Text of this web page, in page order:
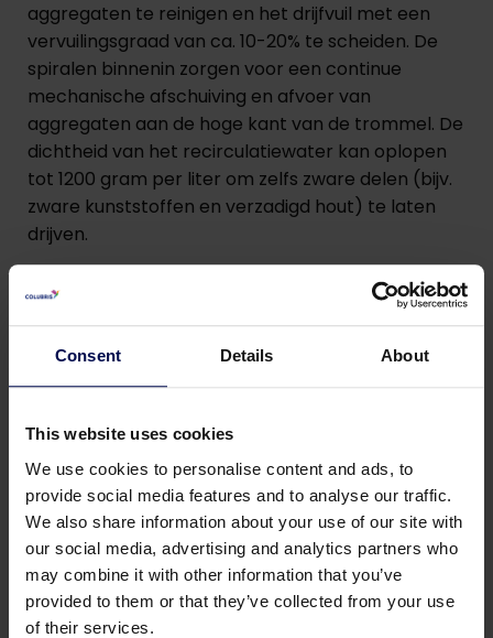
Consent Details About
This website uses cookies
We use cookies to personalise content and ads, to
provide social media features and to analyse our traffic.
We also share information about your use of our site with
our social media, advertising and analytics partners who
may combine it with other information that you’ve
provided to them or that they’ve collected from your use
of their services.
aggregaten te reinigen en het drijfvuil met een
vervuilingsgraad van ca. 10-20% te scheiden. De
spiralen binnenin zorgen voor een continue
mechanische afschuiving en afvoer van
aggregaten aan de hoge kant van de trommel. De
dichtheid van het recirculatiewater kan oplopen
tot 1200 gram per liter om zelfs zware delen (bijv.
zware kunststoffen en verzadigd hout) te laten
drijven.